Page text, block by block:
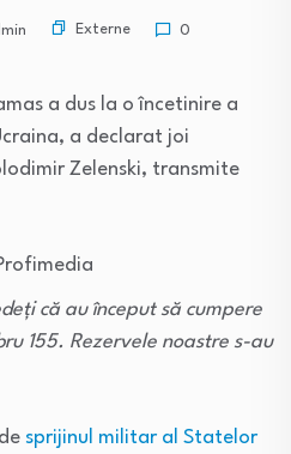
Externe 0
a dus la o încetinire a
a declarat joi
Zelenski, transmite
că au început să cumpere
155. Rezervele noastre s-au
sprijinul militar al Statelor